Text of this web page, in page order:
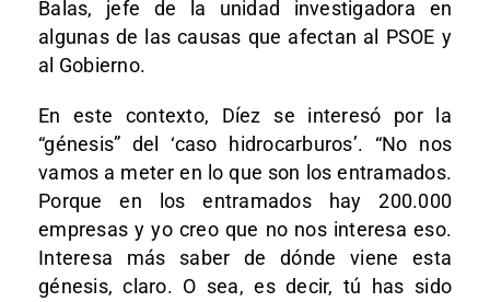
Balas, jefe de la unidad investigadora en
algunas de las causas que afectan al PSOE y
al Gobierno.
En este contexto, Díez se interesó por la
“génesis” del ‘caso hidrocarburos’. “No nos
vamos a meter en lo que son los entramados.
Porque en los entramados hay 200.000
empresas y yo creo que no nos interesa eso.
Interesa más saber de dónde viene esta
génesis, claro. O sea, es decir, tú has sido